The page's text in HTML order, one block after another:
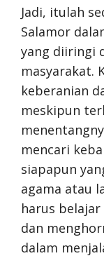
Jadi, itulah
Salamor
yang diiringi
masyarakat.
keberanian
meskipun
mencari
siapapun
agama atau
harus
dan
dalam